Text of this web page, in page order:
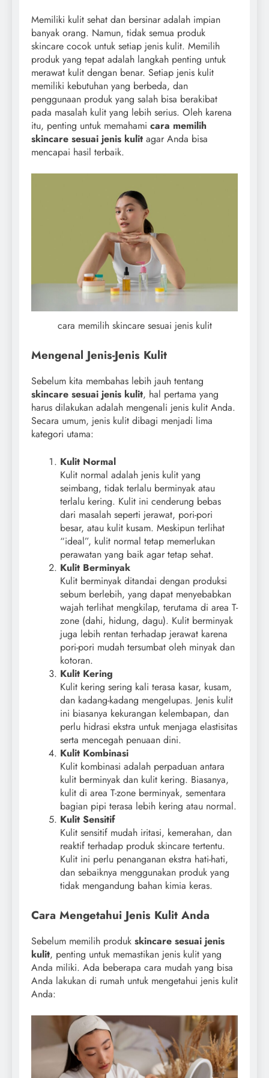
Memiliki kulit sehat dan bersinar adalah impian
banyak orang. Namun, tidak semua produk
skincare cocok untuk setiap jenis kulit. Memilih
produk yang tepat adalah langkah penting untuk
merawat kulit dengan benar. Setiap jenis kulit
memiliki kebutuhan yang berbeda, dan
penggunaan produk yang salah bisa berakibat
pada masalah kulit yang lebih serius. Oleh karena
itu, penting untuk memahami cara memilih
skincare sesuai jenis kulit agar Anda bisa
mencapai hasil terbaik.
cara memilih skincare sesuai jenis kulit
Mengenal Jenis-Jenis Kulit
Sebelum kita membahas lebih jauh tentang
skincare sesuai jenis kulit, hal pertama yang
harus dilakukan adalah mengenali jenis kulit Anda.
Secara umum, jenis kulit dibagi menjadi lima
kategori utama:
Kulit Normal
Kulit normal adalah jenis kulit yang
seimbang, tidak terlalu berminyak atau
terlalu kering. Kulit ini cenderung bebas
dari masalah seperti jerawat, pori-pori
besar, atau kulit kusam. Meskipun terlihat
“ideal”, kulit normal tetap memerlukan
perawatan yang baik agar tetap sehat.
Kulit Berminyak
Kulit berminyak ditandai dengan produksi
sebum berlebih, yang dapat menyebabkan
wajah terlihat mengkilap, terutama di area T-
zone (dahi, hidung, dagu). Kulit berminyak
juga lebih rentan terhadap jerawat karena
pori-pori mudah tersumbat oleh minyak dan
kotoran.
Kulit Kering
Kulit kering sering kali terasa kasar, kusam,
dan kadang-kadang mengelupas. Jenis kulit
ini biasanya kekurangan kelembapan, dan
perlu hidrasi ekstra untuk menjaga elastisitas
serta mencegah penuaan dini.
Kulit Kombinasi
Kulit kombinasi adalah perpaduan antara
kulit berminyak dan kulit kering. Biasanya,
kulit di area T-zone berminyak, sementara
bagian pipi terasa lebih kering atau normal.
Kulit Sensitif
Kulit sensitif mudah iritasi, kemerahan, dan
reaktif terhadap produk skincare tertentu.
Kulit ini perlu penanganan ekstra hati-hati,
dan sebaiknya menggunakan produk yang
tidak mengandung bahan kimia keras.
Cara Mengetahui Jenis Kulit Anda
Sebelum memilih produk skincare sesuai jenis
kulit, penting untuk memastikan jenis kulit yang
Anda miliki. Ada beberapa cara mudah yang bisa
Anda lakukan di rumah untuk mengetahui jenis kulit
Anda: